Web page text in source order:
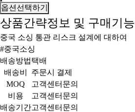
옵션선택하기
상품간략정보 및 구매기능
중국 소싱 통관 리스크 설계에 대하여
#중국소싱
배송방법택배
배송비
주문시 결제
MOQ
고객센터문의
비용
고객센터문의
배송기간고객센터문의